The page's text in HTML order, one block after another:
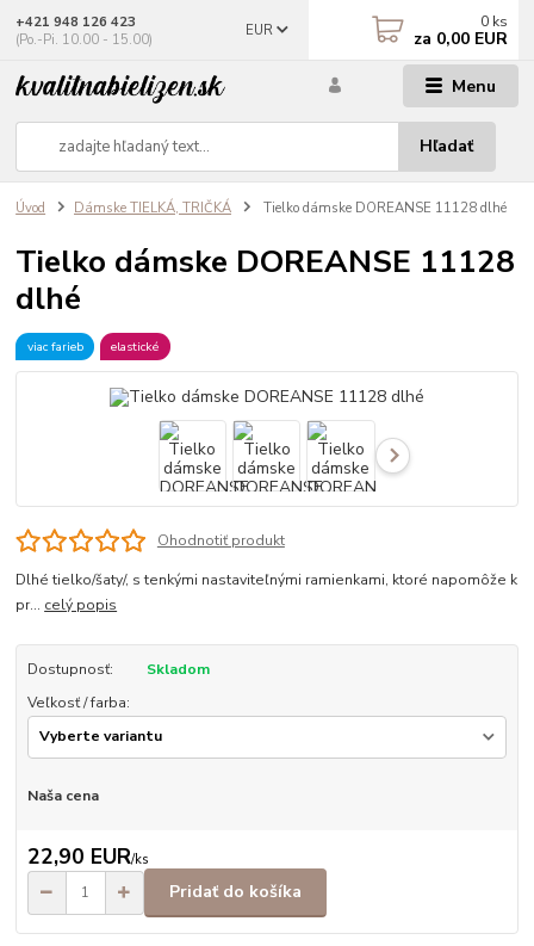
Menu
EUR
Hľadať
+421 948 126 423
(Po.-Pi. 10.00 - 15.00)
0 ks
za 0,00 EUR
Úvod Dámske TIELKÁ, TRIČKÁ Tielko dámske DOREANSE 11128 dlhé
Tielko dámske DOREANSE 11128
dlhé
viac farieb elastické
Ohodnotiť produkt
Dlhé tielko/šaty/, s tenkými nastaviteľnými ramienkami, ktoré napomôže k
pr... celý popis
Dostupnosť:
Skladom
Veľkosť / farba:
Naša cena
22,90 EUR/ks
Pridať do košíka